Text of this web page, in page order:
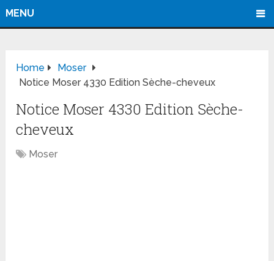
MENU
Home
Moser
Notice Moser 4330 Edition Sèche-cheveux
Notice Moser 4330 Edition Sèche-
cheveux
Moser